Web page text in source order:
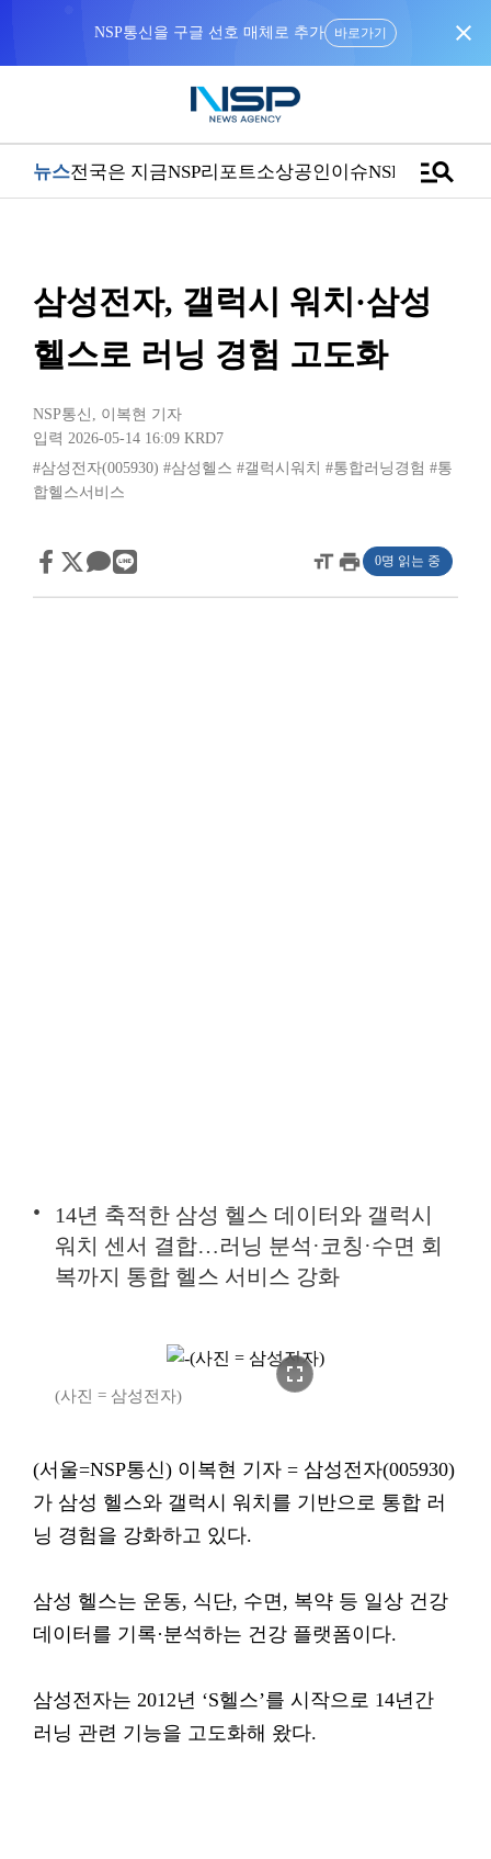
NSP통신을 구글 선호 매체로 추가 바로가기 close
뉴스전국은 지금NSP리포트소상공인이슈NSPTVmanage_search
삼성전자, 갤럭시 워치·삼성
헬스로 러닝 경험 고도화
NSP통신 , 이복현 기자
입력 2026-05-14 16:09 KRD7
#삼성전자(005930) #삼성헬스 #갤럭시워치 #통합러닝경험 #통
합헬스서비스
format_sizeprint 0명 읽는 중
14년 축적한 삼성 헬스 데이터와 갤럭시
워치 센서 결합…러닝 분석·코칭·수면 회
복까지 통합 헬스 서비스 강화
fullscreen
(사진 = 삼성전자)
(서울=NSP통신) 이복현 기자 = 삼성전자(005930)
가 삼성 헬스와 갤럭시 워치를 기반으로 통합 러
닝 경험을 강화하고 있다.
삼성 헬스는 운동, 식단, 수면, 복약 등 일상 건강
데이터를 기록·분석하는 건강 플랫폼이다.
삼성전자는 2012년 ‘S헬스’를 시작으로 14년간
러닝 관련 기능을 고도화해 왔다.